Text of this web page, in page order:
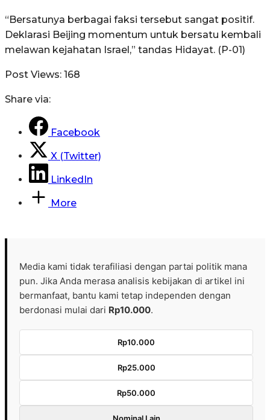
“Bersatunya berbagai faksi tersebut sangat positif.
Deklarasi Beijing momentum untuk bersatu kembali
melawan kejahatan Israel,” tandas Hidayat. (P-01)
Post Views: 168
Share via:
Facebook
X (Twitter)
LinkedIn
More
Media kami tidak terafiliasi dengan partai politik mana
pun. Jika Anda merasa analisis kebijakan di artikel ini
bermanfaat, bantu kami tetap independen dengan
berdonasi mulai dari Rp10.000.
Rp10.000
Rp25.000
Rp50.000
Nominal Lain